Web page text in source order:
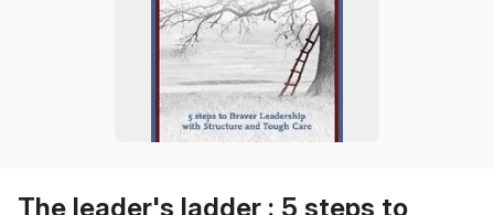
The leader's ladder : 5 steps to